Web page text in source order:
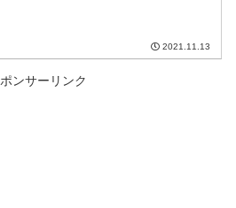
2021.11.13
ンサーリンク